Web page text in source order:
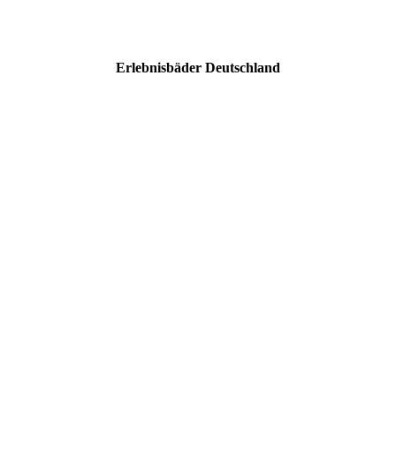
Erlebnisbäder Deutschland